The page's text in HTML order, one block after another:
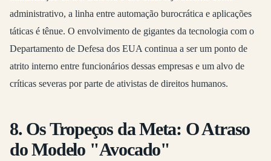
administrativo, a linha entre automação burocrática e aplicações
táticas é tênue. O envolvimento de gigantes da tecnologia com o
Departamento de Defesa dos EUA continua a ser um ponto de
atrito interno entre funcionários dessas empresas e um alvo de
críticas severas por parte de ativistas de direitos humanos.
8. Os Tropeços da Meta: O Atraso
do Modelo "Avocado"